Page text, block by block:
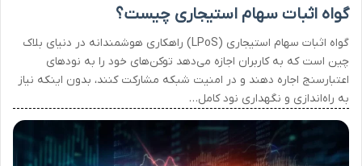
گواه اثبات سهام استیجاری چیست؟
گواه اثبات سهام استیجاری (LPoS) راهکاری هوشمندانه در دنیای بلاک
چین است که به کاربران اجازه می‌دهد توکن‌های خود را به نودهای
اعتبارسنج اجاره دهند و در امنیت شبکه مشارکت کنند، بدون اینکه نیاز
به راه‌اندازی و نگهداری نود کامل…